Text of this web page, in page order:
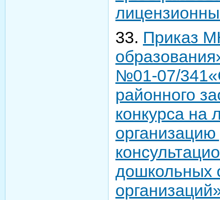
33. Приказ
№01-07/
районного
конкурса на
дошкольных